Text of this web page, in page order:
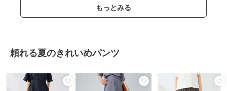
もっとみる
頼れる夏のきれいめパンツ